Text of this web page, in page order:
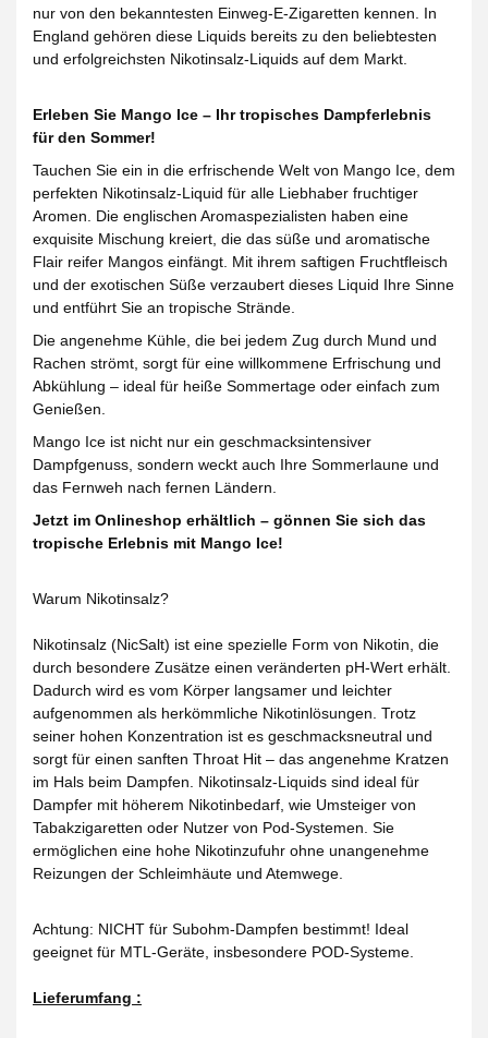
nur von den bekanntesten Einweg-E-Zigaretten kennen. In
England gehören diese Liquids bereits zu den beliebtesten
und erfolgreichsten Nikotinsalz-Liquids auf dem Markt.
Erleben Sie Mango Ice – Ihr tropisches Dampferlebnis
für den Sommer!
Tauchen Sie ein in die erfrischende Welt von Mango Ice, dem
perfekten Nikotinsalz-Liquid für alle Liebhaber fruchtiger
Aromen. Die englischen Aromaspezialisten haben eine
exquisite Mischung kreiert, die das süße und aromatische
Flair reifer Mangos einfängt. Mit ihrem saftigen Fruchtfleisch
und der exotischen Süße verzaubert dieses Liquid Ihre Sinne
und entführt Sie an tropische Strände.
Die angenehme Kühle, die bei jedem Zug durch Mund und
Rachen strömt, sorgt für eine willkommene Erfrischung und
Abkühlung – ideal für heiße Sommertage oder einfach zum
Genießen.
Mango Ice ist nicht nur ein geschmacksintensiver
Dampfgenuss, sondern weckt auch Ihre Sommerlaune und
das Fernweh nach fernen Ländern.
Jetzt im Onlineshop erhältlich – gönnen Sie sich das
tropische Erlebnis mit Mango Ice!
Warum Nikotinsalz?
Nikotinsalz (NicSalt) ist eine spezielle Form von Nikotin, die
durch besondere Zusätze einen veränderten pH-Wert erhält.
Dadurch wird es vom Körper langsamer und leichter
aufgenommen als herkömmliche Nikotinlösungen. Trotz
seiner hohen Konzentration ist es geschmacksneutral und
sorgt für einen sanften Throat Hit – das angenehme Kratzen
im Hals beim Dampfen. Nikotinsalz-Liquids sind ideal für
Dampfer mit höherem Nikotinbedarf, wie Umsteiger von
Tabakzigaretten oder Nutzer von Pod-Systemen. Sie
ermöglichen eine hohe Nikotinzufuhr ohne unangenehme
Reizungen der Schleimhäute und Atemwege.
Achtung: NICHT für Subohm-Dampfen bestimmt! Ideal
geeignet für MTL-Geräte, insbesondere POD-Systeme.
Lieferumfang :